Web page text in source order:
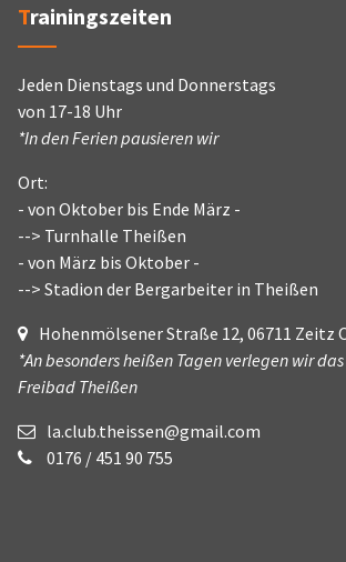
Trainingszeiten
Jeden Dienstags und Donnerstags
von 17-18 Uhr
*In den Ferien pausieren wir
Ort:
- von Oktober bis Ende März -
--> Turnhalle Theißen
- von März bis Oktober -
--> Stadion der Bergarbeiter in Theißen
Hohenmölsener Straße 12, 06711 Zeitz
*An besonders heißen Tagen verlegen wir
Freibad Theißen
la.club.theissen@gmail.com
0176 / 451 90 755